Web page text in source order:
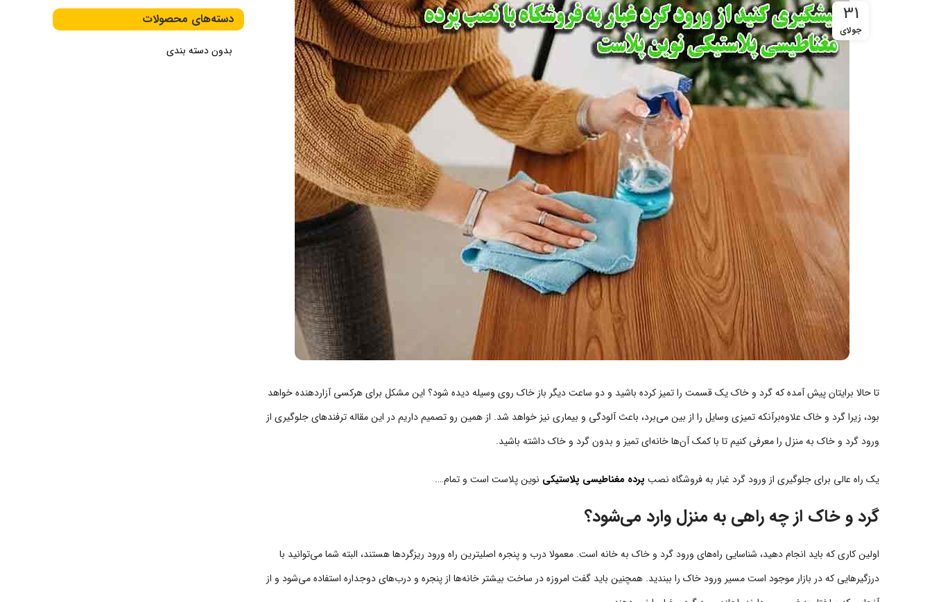
31
جولای
تا حالا برایتان پیش آمده که گرد و خاک یک قسمت را تمیز کرده باشید و دو ساعت دیگر باز خاک روی وسیله دیده شود؟ این مشکل برای هرکسی آزاردهنده خواهد
بود، زیرا گرد و خاک علاوه‌برآنکه تمیزی وسایل را از بین می‌برد، باعث آلودگی و بیماری نیز خواهد شد. از همین رو تصمیم داریم در این مقاله ترفندهای جلوگیری از
ورود گرد و خاک به منزل را معرفی کنیم تا با کمک آن‌ها خانه‌ای تمیز و بدون گرد و خاک داشته باشید.
یک راه عالی برای جلوگیری از ورود گرد غبار به فروشگاه نصب پرده مغناطیسی پلاستیکی نوین پلاست است و تمام….
گرد و خاک از چه راهی به منزل وارد می‌شود؟
اولین کاری که باید انجام دهید، شناسایی راه‌های ورود گرد و خاک به خانه است. معمولا درب و پنجره اصلی‏ترین راه ورود ریزگردها هستند، البته شما می‌توانید با
درزگیرهایی که در بازار موجود است مسیر ورود خاک را ببندید. همچنین باید گفت امروزه در ساخت بیشتر خانه‌ها از پنجره و درب‌های دوجداره استفاده می‌شود و از
دسته‌های محصولات
بدون دسته بندی